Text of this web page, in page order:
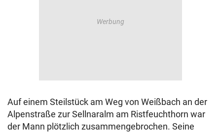
Auf einem Steilstück am Weg von Weißbach an der
Alpenstraße zur Sellnaralm am Ristfeuchthorn war
der Mann plötzlich zusammengebrochen. Seine